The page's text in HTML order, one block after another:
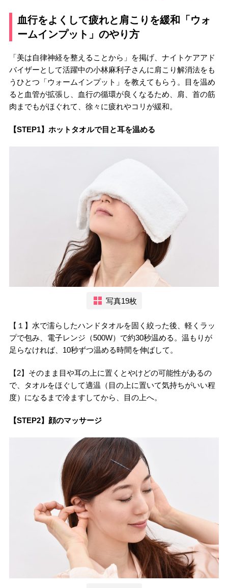
血行をよくして疲れと肩こりを緩和「ウォ
ームインプット」のやり方
「美は自律神経を整えることから」を掲げ、ナイトケアアド
バイザーとして活躍中の小林麻利子さんに肩こり解消法をも
うひとつ「ウォームインプット」を教えてもらう。目を温め
ると血管が拡張し、血行の循環が良くなるため、肩、首の筋
肉までもがほぐれて、徐々に疲れやコリが緩和。
【STEP1】ホットタオルで目と耳を温める
写真19枚
【１】水で濡らしたハンドタオルを固く絞った後、軽くラッ
プで包み、電子レンジ（500W）で約30秒温める。温もりが
足らなければ、10秒ずつ温める時間を伸ばして。
【2】そのまま目や耳の上に置くとやけどの可能性があるの
で、タオルをほぐして適温（目の上に置いて気持ちがいい程
度）になるまで冷ますしてから、目の上へ。
【STEP2】顔のマッサージ